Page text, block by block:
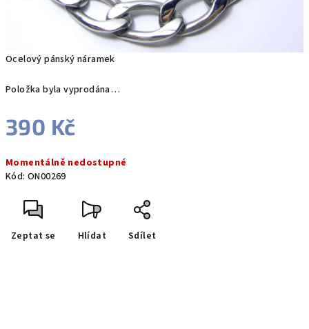
Ocelový pánský náramek
Položka byla vyprodána…
390 Kč
cena:
Momentálně nedostupné
Kód: ON00269
Zeptat se Hlídat Sdílet